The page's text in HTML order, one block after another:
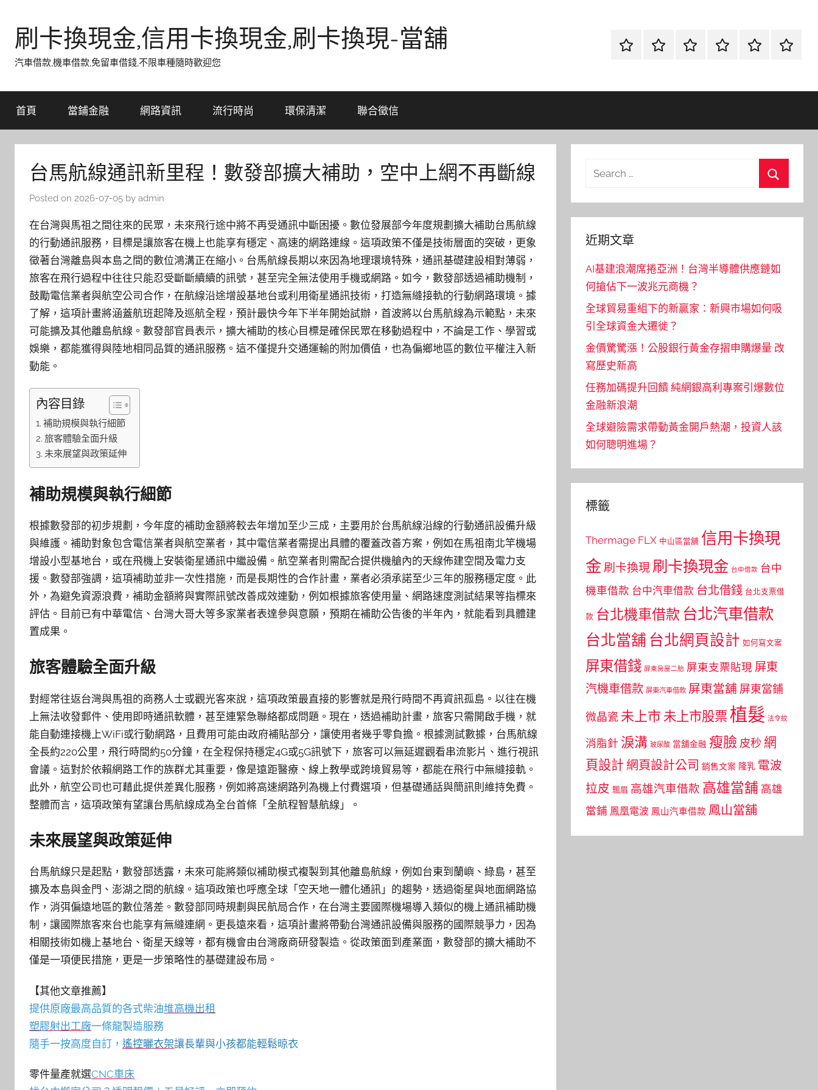
content刷卡換現金,信用卡換現金,刷卡換現-當舖
汽車借款,機車借款,免留車借錢,不限車種隨時歡迎您
首
當
網
流
環
聯
首頁 當鋪金融 網路資訊 流行時尚 環保清潔 聯合徵信
台馬航線通訊新里程！數發部擴大補助，空中上網不再斷線
Posted on 2026-07-05 by admin
在台灣與馬祖之間往來的民眾，未來飛行途中將不再受通訊中斷困擾。數位發展部今年度規劃擴大補助台馬航線
的行動通訊服務，目標是讓旅客在機上也能享有穩定、高速的網路連線。這項政策不僅是技術層面的突破，更象
徵著台灣離島與本島之間的數位鴻溝正在縮小。台馬航線長期以來因為地理環境特殊，通訊基礎建設相對薄弱，
旅客在飛行過程中往往只能忍受斷斷續續的訊號，甚至完全無法使用手機或網路。如今，數發部透過補助機制，
鼓勵電信業者與航空公司合作，在航線沿途增設基地台或利用衛星通訊技術，打造無縫接軌的行動網路環境。據
了解，這項計畫將涵蓋航班起降及巡航全程，預計最快今年下半年開始試辦，首波將以台馬航線為示範點，未來
可能擴及其他離島航線。數發部官員表示，擴大補助的核心目標是確保民眾在移動過程中，不論是工作、學習或
娛樂，都能獲得與陸地相同品質的通訊服務。這不僅提升交通運輸的附加價值，也為偏鄉地區的數位平權注入新
動能。
內容目錄
補助規模與執行細節
旅客體驗全面升級
未來展望與政策延伸
補助規模與執行細節
根據數發部的初步規劃，今年度的補助金額將較去年增加至少三成，主要用於台馬航線沿線的行動通訊設備升級
與維護。補助對象包含電信業者與航空業者，其中電信業者需提出具體的覆蓋改善方案，例如在馬祖南北竿機場
增設小型基地台，或在飛機上安裝衛星通訊中繼設備。航空業者則需配合提供機艙內的天線佈建空間及電力支
援。數發部強調，這項補助並非一次性措施，而是長期性的合作計畫，業者必須承諾至少三年的服務穩定度。此
外，為避免資源浪費，補助金額將與實際訊號改善成效連動，例如根據旅客使用量、網路速度測試結果等指標來
評估。目前已有中華電信、台灣大哥大等多家業者表達參與意願，預期在補助公告後的半年內，就能看到具體建
置成果。
旅客體驗全面升級
對經常往返台灣與馬祖的商務人士或觀光客來說，這項政策最直接的影響就是飛行時間不再資訊孤島。以往在機
上無法收發郵件、使用即時通訊軟體，甚至連緊急聯絡都成問題。現在，透過補助計畫，旅客只需開啟手機，就
能自動連接機上WiFi或行動網路，且費用可能由政府補貼部分，讓使用者幾乎零負擔。根據測試數據，台馬航線
全長約220公里，飛行時間約50分鐘，在全程保持穩定4G或5G訊號下，旅客可以無延遲觀看串流影片、進行視訊
會議。這對於依賴網路工作的族群尤其重要，像是遠距醫療、線上教學或跨境貿易等，都能在飛行中無縫接軌。
此外，航空公司也可藉此提供差異化服務，例如將高速網路列為機上付費選項，但基礎通話與簡訊則維持免費。
整體而言，這項政策有望讓台馬航線成為全台首條「全航程智慧航線」。
未來展望與政策延伸
台馬航線只是起點，數發部透露，未來可能將類似補助模式複製到其他離島航線，例如台東到蘭嶼、綠島，甚至
擴及本島與金門、澎湖之間的航線。這項政策也呼應全球「空天地一體化通訊」的趨勢，透過衛星與地面網路協
作，消弭偏遠地區的數位落差。數發部同時規劃與民航局合作，在台灣主要國際機場導入類似的機上通訊補助機
制，讓國際旅客來台也能享有無縫連網。更長遠來看，這項計畫將帶動台灣通訊設備與服務的國際競爭力，因為
相關技術如機上基地台、衛星天線等，都有機會由台灣廠商研發製造。從政策面到產業面，數發部的擴大補助不
僅是一項便民措施，更是一步策略性的基礎建設布局。
【其他文章推薦】
提供原廠最高品質的各式柴油堆高機出租
塑膠射出工廠一條龍製造服務
隨手一按高度自訂， 遙控曬衣架讓長輩與小孩都能輕鬆晾衣
零件量產就選CNC車床
Search
近期文章
AI基建浪潮席捲亞洲！台灣半導體供應鏈如
何搶佔下一波兆元商機？
全球貿易重組下的新贏家：新興市場如何吸
引全球資金大遷徙？
金價驚驚漲！公股銀行黃金存摺申購爆量 改
寫歷史新高
任務加碼提升回饋 純網銀高利專案引爆數位
金融新浪潮
全球避險需求帶動黃金開戶熱潮，投資人該
如何聰明進場？
標籤
Thermage FLX 中山區當舖 信用卡換現
金 刷卡換現 刷卡換現金 台中借款 台中
機車借款 台中汽車借款 台北借錢 台北支票借
款 台北機車借款 台北汽車借款
台北當舖 台北網頁設計 如何寫文案
屏東借錢 屏東房屋二胎 屏東支票貼現 屏東
汽機車借款 屏東汽車借款 屏東當舖 屏東當鋪
微晶瓷 未上市 未上市股票植髮 法令紋
消脂針 淚溝 玻尿酸 當舖金融 瘦臉 皮秒 網
頁設計 網頁設計公司 銷售文案 隆乳 電波
拉皮 飄眉 高雄汽車借款 高雄當舖 高雄
當鋪 鳳凰電波 鳳山汽車借款 鳳山當舖